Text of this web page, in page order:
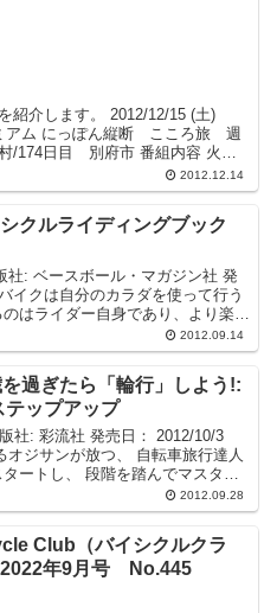
紹介します。 2012/12/15 (土)
アム にっぽん縦断 こころ旅 週
/174日目 別府市 番組内容 火野
2012.12.14
クルライディングブック
社: ベースボール・マガジン社 発
は自分のカラダを使って行う
はライダー自身であり、より楽し
2012.09.14
過ぎたら「輪行」しよう!:
テップアップ
社: 彩流社 発売日： 2012/10/3
ジサンが放つ、 自転車旅行達人
ートし、 段階を踏んでマスター
2012.09.28
Club（バイシクルクラ
年9月号 No.445